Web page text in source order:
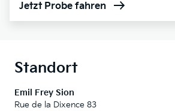
Jetzt Probe fahren
Standort
Emil Frey Sion
Rue de la Dixence 83